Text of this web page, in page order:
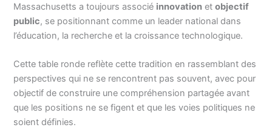
Massachusetts a toujours associé innovation etobjectif
public, se positionnant comme un leader national dans
l’éducation, la recherche et la croissance technologique.
Cette table ronde reflète cette tradition en rassemblant des
perspectives qui ne se rencontrent pas souvent, avec pour
objectif de construire une compréhension partagée avant
que les positions ne se figent et que les voies politiques ne
soient définies.